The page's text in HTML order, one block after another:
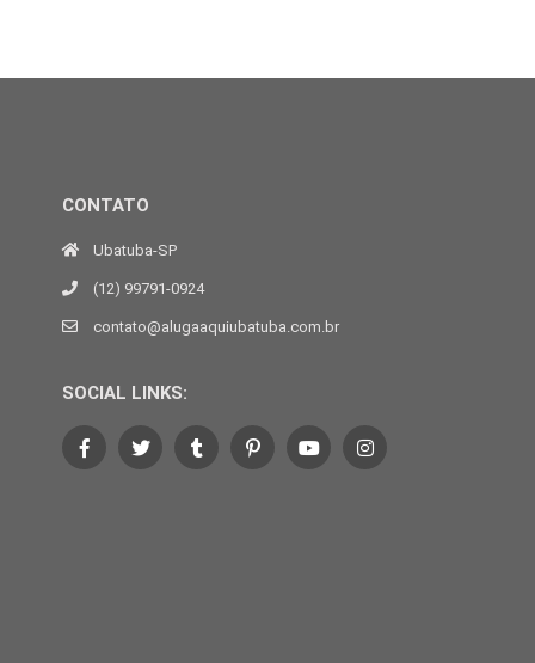
CONTATO
Ubatuba-SP
(12) 99791-0924
contato@alugaaquiubatuba.com.br
SOCIAL LINKS: